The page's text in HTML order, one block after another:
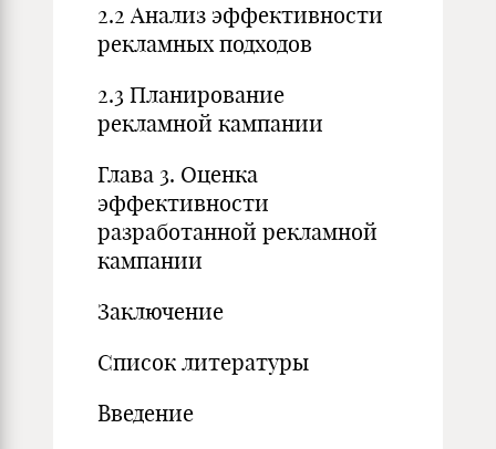
2.2 Анализ эффективности
рекламных подходов
2.3 Планирование
рекламной кампании
Глава 3. Оценка
эффективности
разработанной рекламной
кампании
Заключение
Список литературы
Введение